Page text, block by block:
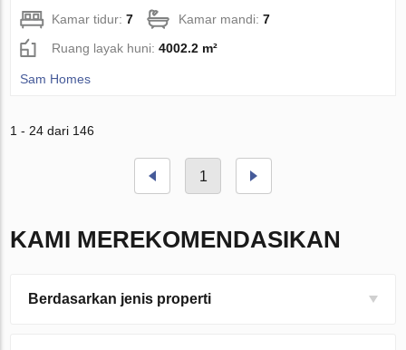
Kamar tidur:7 Kamar mandi:7
Ruang layak huni:4002.2 m²
Sam Homes
1 - 24 dari 146
1
KAMI MEREKOMENDASIKAN
Berdasarkan jenis properti